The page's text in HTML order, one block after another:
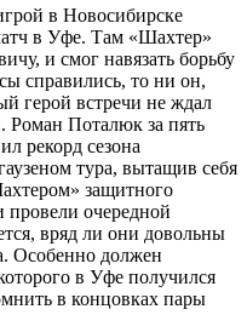
в Новосибирске
в Уфе. Там «Шахтер»
и смог навязать борьбу
справились, то ни он,
герой встречи не ждал
Роман Поталюк за пять
рекорд сезона
тура, вытащив себя
защитного
провели очередной
вряд ли они довольны
Особенно должен
в Уфе получился
в концовках пары